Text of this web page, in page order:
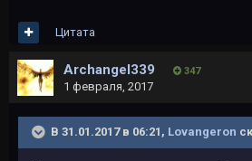
Цитата
Archangel339 347
1 февраля, 2017
В 31.01.2017 в 06:21, Lovangeron